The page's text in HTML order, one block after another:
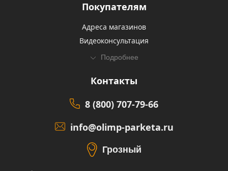
Покупателям
Адреса магазинов
Видеоконсультация
Подробнее
Контакты
8 (800) 707-79-66
info@olimp-parketa.ru
Грозный